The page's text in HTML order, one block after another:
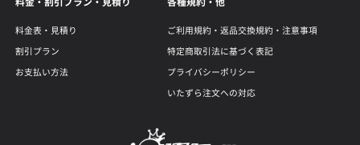
料金・割引プラン・見積り
料金表・見積り
割引プラン
お支払い方法
各種規約・他
ご利用規約・返品交換規約・注意事項
特定商取引法に基づく表記
プライバシーポリシー
いたずら注文への対応